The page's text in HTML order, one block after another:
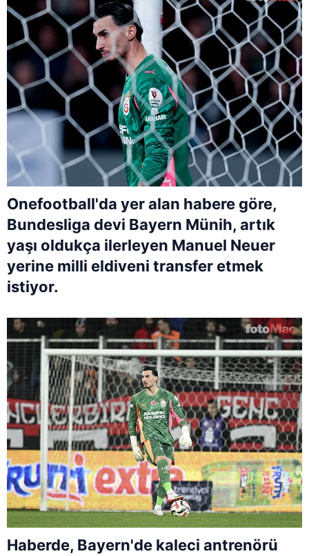
Onefootball'da yer alan habere göre,
Bundesliga devi Bayern Münih, artık
yaşı oldukça ilerleyen Manuel Neuer
yerine milli eldiveni transfer etmek
istiyor.
Haberde, Bayern'de kaleci antrenörü